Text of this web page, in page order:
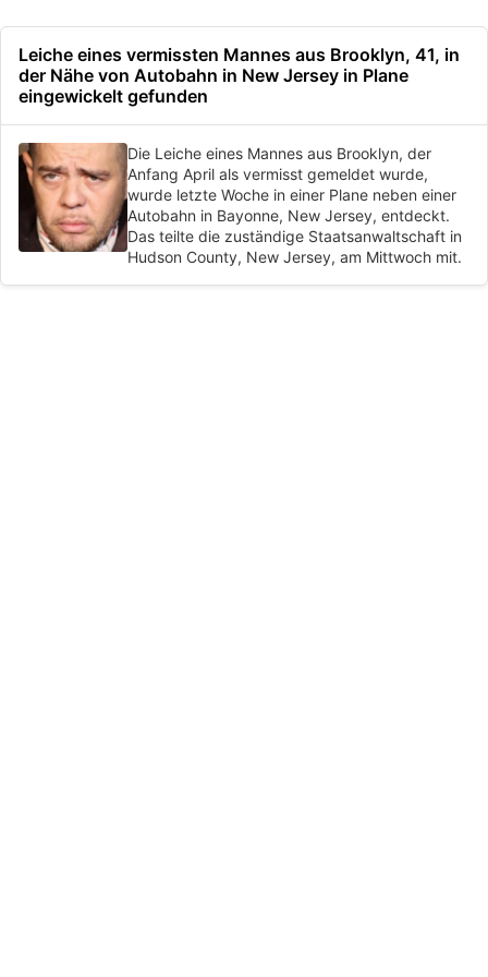
Leiche eines vermissten Mannes aus Brooklyn, 41, in
der Nähe von Autobahn in New Jersey in Plane
eingewickelt gefunden
Die Leiche eines Mannes aus Brooklyn, der
Anfang April als vermisst gemeldet wurde,
wurde letzte Woche in einer Plane neben einer
Autobahn in Bayonne, New Jersey, entdeckt.
Das teilte die zuständige Staatsanwaltschaft in
Hudson County, New Jersey, am Mittwoch mit.